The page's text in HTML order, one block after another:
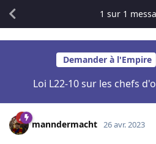
Demander à l'Empire
Loi L22-10 sur les chefs
1 sur 1
manndermacht 26 avr. 2023